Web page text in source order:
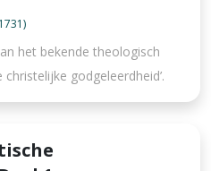
het bekende theologisch
godgeleerdheid’.